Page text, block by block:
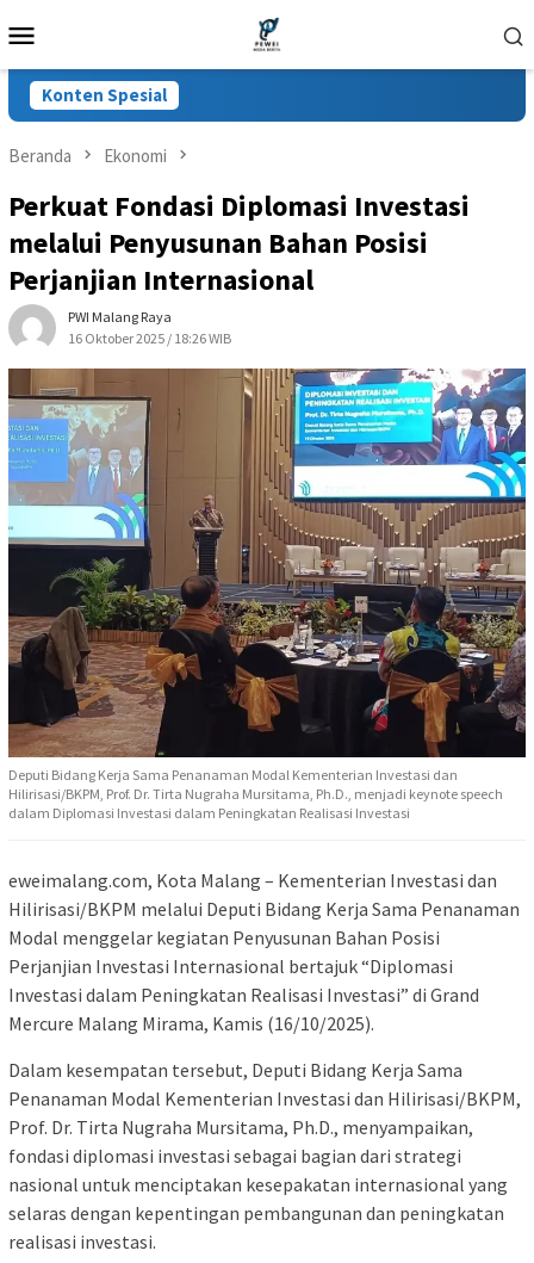
ke
Mobile
Konten Spesial
Beranda Ekonomi
Perkuat Fondasi Diplomasi Investasi
melalui Penyusunan Bahan Posisi
Perjanjian Internasional
PWI Malang Raya
16 Oktober 2025 / 18:26 WIB
Deputi Bidang Kerja Sama Penanaman Modal Kementerian Investasi dan
Hilirisasi/BKPM, Prof. Dr. Tirta Nugraha Mursitama, Ph.D., menjadi keynote speech
dalam Diplomasi Investasi dalam Peningkatan Realisasi Investasi
eweimalang.com, Kota Malang – Kementerian Investasi dan
Hilirisasi/BKPM melalui Deputi Bidang Kerja Sama Penanaman
Modal menggelar kegiatan Penyusunan Bahan Posisi
Perjanjian Investasi Internasional bertajuk “Diplomasi
Investasi dalam Peningkatan Realisasi Investasi” di Grand
Mercure Malang Mirama, Kamis (16/10/2025).
Dalam kesempatan tersebut, Deputi Bidang Kerja Sama
Penanaman Modal Kementerian Investasi dan Hilirisasi/BKPM,
Prof. Dr. Tirta Nugraha Mursitama, Ph.D., menyampaikan,
fondasi diplomasi investasi sebagai bagian dari strategi
nasional untuk menciptakan kesepakatan internasional yang
selaras dengan kepentingan pembangunan dan peningkatan
realisasi investasi.